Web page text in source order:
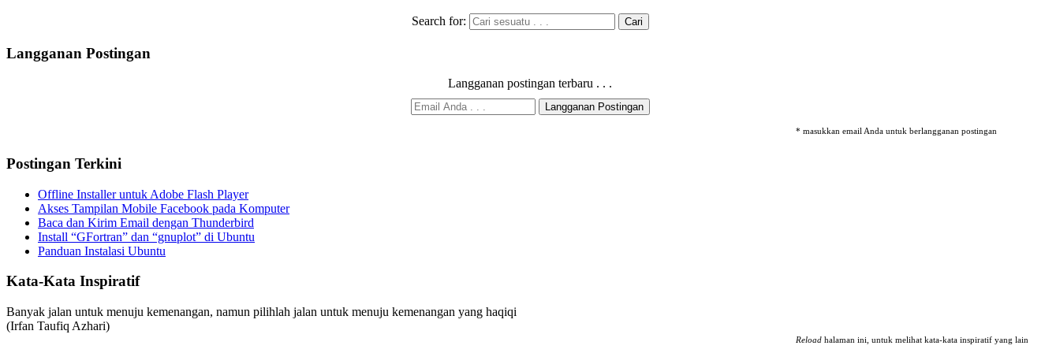
Search for:
Langganan Postingan
Langganan postingan terbaru . . .
* masukkan email Anda untuk berlangganan postingan
Postingan Terkini
Offline Installer untuk Adobe Flash Player
Akses Tampilan Mobile Facebook pada Komputer
Baca dan Kirim Email dengan Thunderbird
Install “GFortran” dan “gnuplot” di Ubuntu
Panduan Instalasi Ubuntu
Kata-Kata Inspiratif
Banyak jalan untuk menuju kemenangan, namun pilihlah jalan untuk menuju kemenangan yang haqiqi
(Irfan Taufiq Azhari)
Reloadhalaman ini, untuk melihat kata-kata inspiratif yang lain